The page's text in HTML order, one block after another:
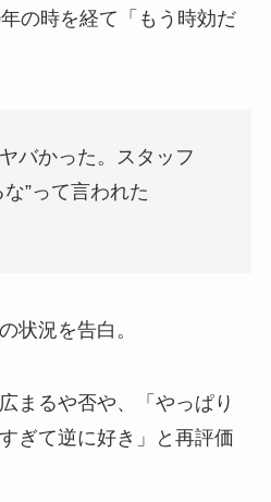
の時を経て「もう時効だ
バかった。スタッフ
”って言われた
状況を告白。
まるや否や、「やっぱり
ぎて逆に好き」と再評価